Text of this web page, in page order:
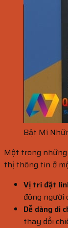
Bật Mí
Một trong
thị thông tin ở
Vị trí đặt
đông người
Dễ dàng di
thay đổi